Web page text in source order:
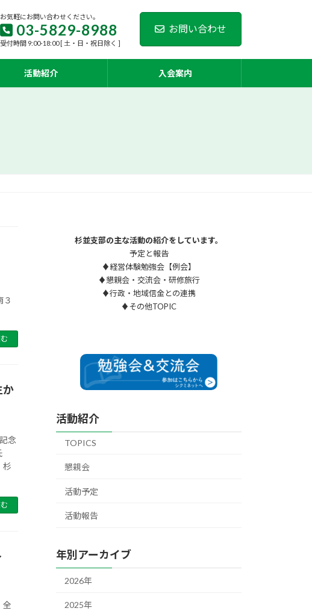
お気軽にお問い合わせください。
03-5829-8988
受付時間 9:00-18:00 [ 土・日・祝日除く ]
お問い合わせ
活動紹介 入会案内
念
杉並支部の主な活動の紹介をしています。
予定と報告
♦経営体験勉強会【例会】
♦懇親会・交流会・研修旅行
♦行政・地域信金との連携
♦その他TOPIC
活動紹介
TOPICS
懇親会
活動予定
活動報告
年別アーカイブ
2026年
2025年